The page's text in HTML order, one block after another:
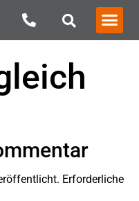
Erforderliche